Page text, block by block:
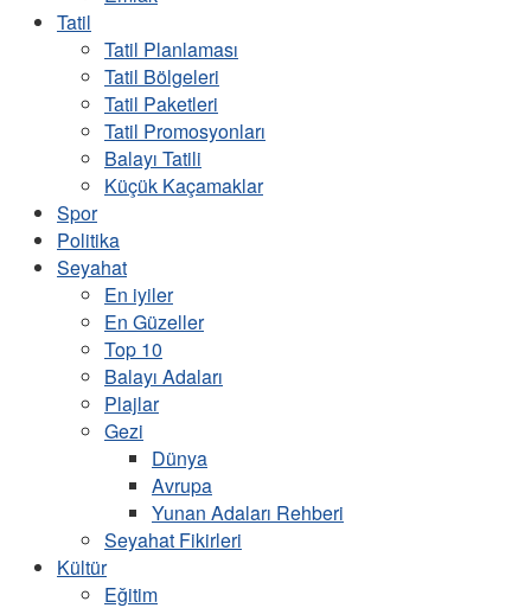
Tatil
Tatil Planlaması
Tatil Bölgeleri
Tatil Paketleri
Tatil Promosyonları
Balayı Tatili
Küçük Kaçamaklar
Spor
Politika
Seyahat
En iyiler
En Güzeller
Top 10
Balayı Adaları
Plajlar
Gezi
Dünya
Avrupa
Yunan Adaları Rehberi
Seyahat Fikirleri
Kültür
Eğitim